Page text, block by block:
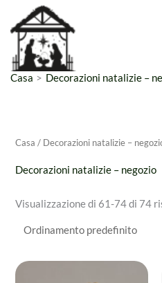
contenuto
Casa Decorazioni natalizie –
Casa / Decorazioni natalizie –
Decorazioni natalizie – negozio
Visualizzazione di 61-74 di 74
Questo